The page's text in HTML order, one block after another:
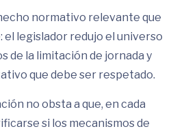
normativo relevante que
el legislador redujo el universo
de la limitación de jornada y
que debe ser respetado.
no obsta a que, en cada
si los mecanismos de